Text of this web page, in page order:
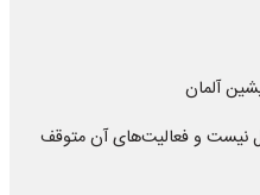
آلمان
و فعالیت‌های آن متوقف